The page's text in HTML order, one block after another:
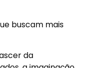
buscam mais
da